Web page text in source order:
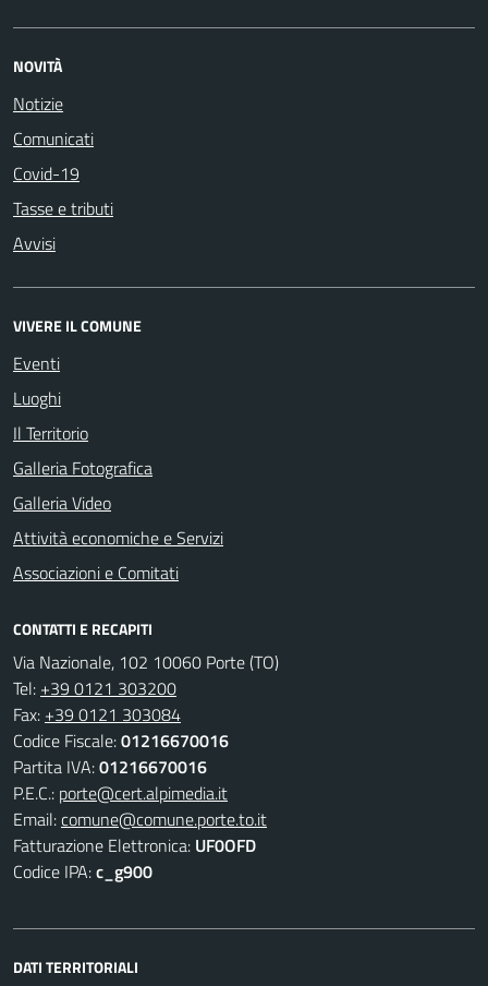
NOVITÀ
Notizie
Comunicati
Covid-19
Tasse e tributi
Avvisi
VIVERE IL COMUNE
Eventi
Luoghi
Il Territorio
Galleria Fotografica
Galleria Video
Attività economiche e Servizi
Associazioni e Comitati
CONTATTI E RECAPITI
Via Nazionale, 102 10060 Porte (TO)
Tel: +39 0121 303200
Fax: +39 0121 303084
Codice Fiscale:01216670016
Partita IVA:01216670016
P.E.C.: porte@cert.alpimedia.it
Email:comune@comune.porte.to.it
Fatturazione Elettronica: UF0OFD
Codice IPA:c_g900
DATI TERRITORIALI